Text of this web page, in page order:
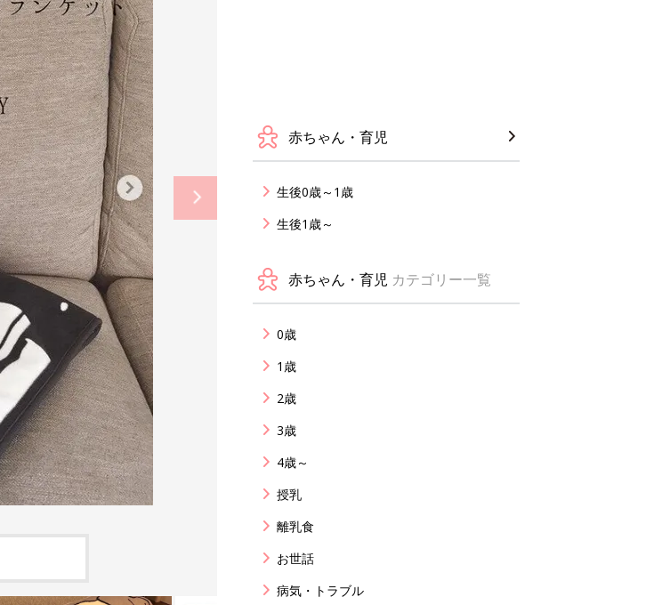
赤ちゃん・育児
生後0歳～1歳
生後1歳～
赤ちゃん・育児 カテゴリー一覧
0歳
1歳
2歳
3歳
4歳～
授乳
離乳食
お世話
病気・トラブル